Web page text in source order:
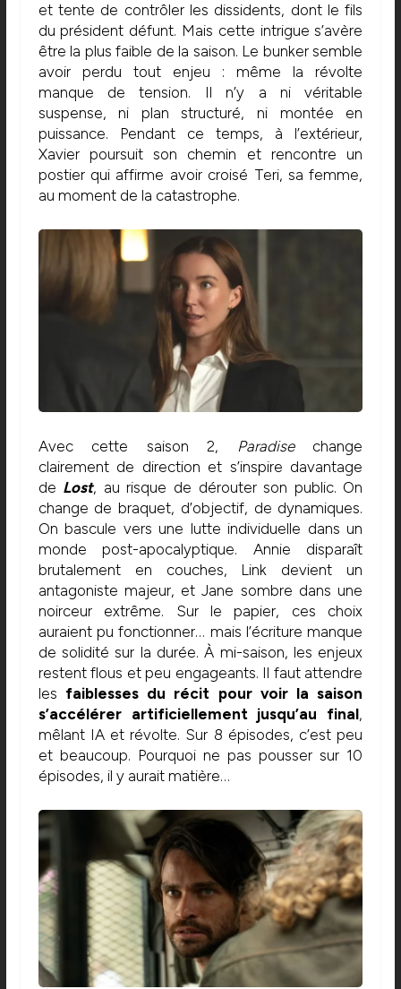
et tente de contrôler les dissidents, dont le fils
du président défunt. Mais cette intrigue s’avère
être la plus faible de la saison. Le bunker semble
avoir perdu tout enjeu : même la révolte
manque de tension. Il n’y a ni véritable
suspense, ni plan structuré, ni montée en
puissance. Pendant ce temps, à l’extérieur,
Xavier poursuit son chemin et rencontre un
postier qui affirme avoir croisé Teri, sa femme,
au moment de la catastrophe.
Avec cette saison 2, Paradisechange
clairement de direction et s’inspire davantage
de Lost, au risque de dérouter son public. On
change de braquet, d’objectif, de dynamiques.
On bascule vers une lutte individuelle dans un
monde post-apocalyptique. Annie disparaît
brutalement en couches, Link devient un
antagoniste majeur, et Jane sombre dans une
noirceur extrême. Sur le papier, ces choix
auraient pu fonctionner… mais l’écriture manque
de solidité sur la durée. À mi-saison, les enjeux
restent flous et peu engageants. Il faut attendre
les faiblesses du récit pour voir la saison
s’accélérer artificiellement jusqu’au final,
mêlant IA et révolte. Sur 8 épisodes, c’est peu
et beaucoup. Pourquoi ne pas pousser sur 10
épisodes, il y aurait matière…